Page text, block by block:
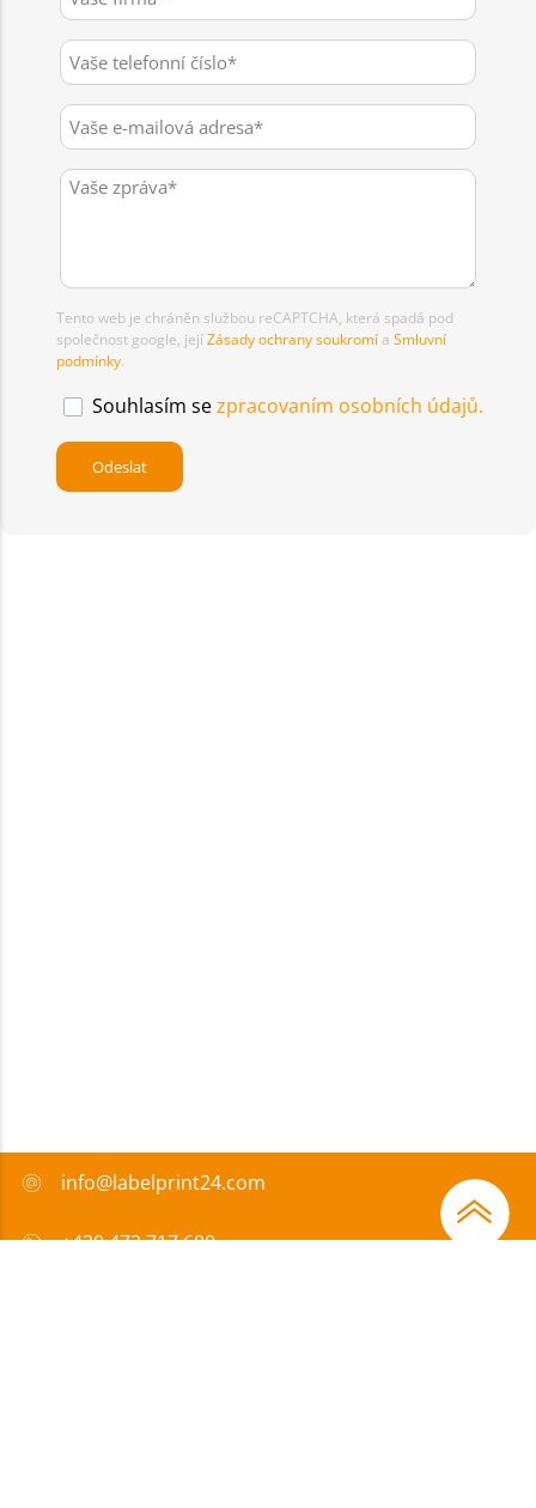
Tento web je chráněn službou reCAPTCHA, která spadá pod
společnost google, jejíZásady ochrany soukromí a Smluvní
podmínky.
Souhlasím sezpracovaním osobních údajů.
info@labelprint24.com
+420 472 717 600